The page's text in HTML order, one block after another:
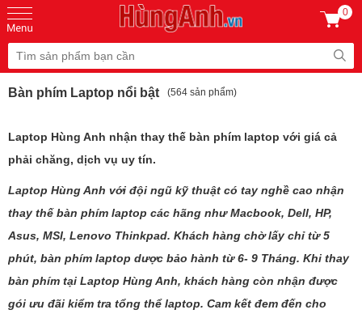
0
Bàn phím Laptop nổi bật (564 sản phẩm)
Laptop Hùng Anh nhận thay thế bàn phím laptop với giá cả
phải chăng, dịch vụ uy tín.
Laptop Hùng Anh với đội ngũ kỹ thuật có tay nghề cao nhận
thay thếbàn phím laptop các hãng như Macbook, Dell, HP,
Asus, MSI, Lenovo Thinkpad. Khách hàng chờ lấy chỉ từ 5
phút, bàn phím laptop dược bảo hành từ 6- 9 Tháng. Khi thay
bàn phím tại Laptop Hùng Anh, khách hàng còn nhận được
gói ưu đãi kiểm tra tổng thể laptop. Cam kết đem đến cho